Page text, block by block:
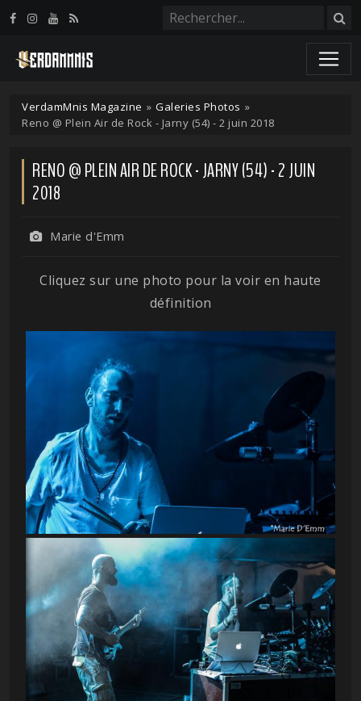
VerdamMnis Magazine » Galeries Photos »
Reno @ Plein Air de Rock - Jarny (54) - 2 juin 2018
RENO @ PLEIN AIR DE ROCK - JARNY (54) - 2 JUIN
2018
Marie d'Emm
Cliquez sur une photo pour la voir en haute
définition
Panneau de gestion des cookies